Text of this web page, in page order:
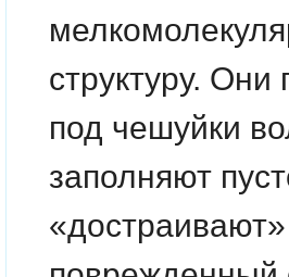
структуру. Они
под чешуйки
заполняют
«достраивают»